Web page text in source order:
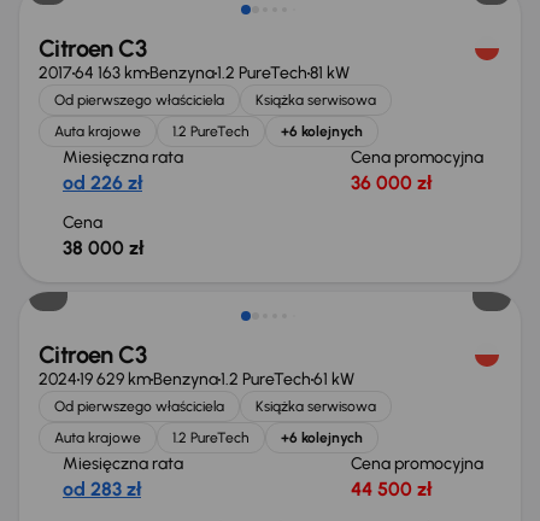
Citroen C3
201764 163 kmBenzyna1.2 PureTech81 kW
Od pierwszego właściciela
Książka serwisowa
Auta krajowe
1.2 PureTech +6 kolejnych
Miesięczna rata
od 226 zł
Cena promocyjna
36 000 zł
Cena
38 000 zł
Taniej o 500 zł
Citroen C3
202419 629 kmBenzyna1.2 PureTech61 kW
Od pierwszego właściciela
Książka serwisowa
Auta krajowe
1.2 PureTech +6 kolejnych
Miesięczna rata
od 283 zł
Cena promocyjna
44 500 zł